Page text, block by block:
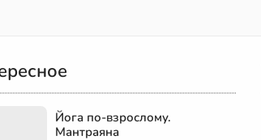
Йога по-взрослому.
Мантраяна